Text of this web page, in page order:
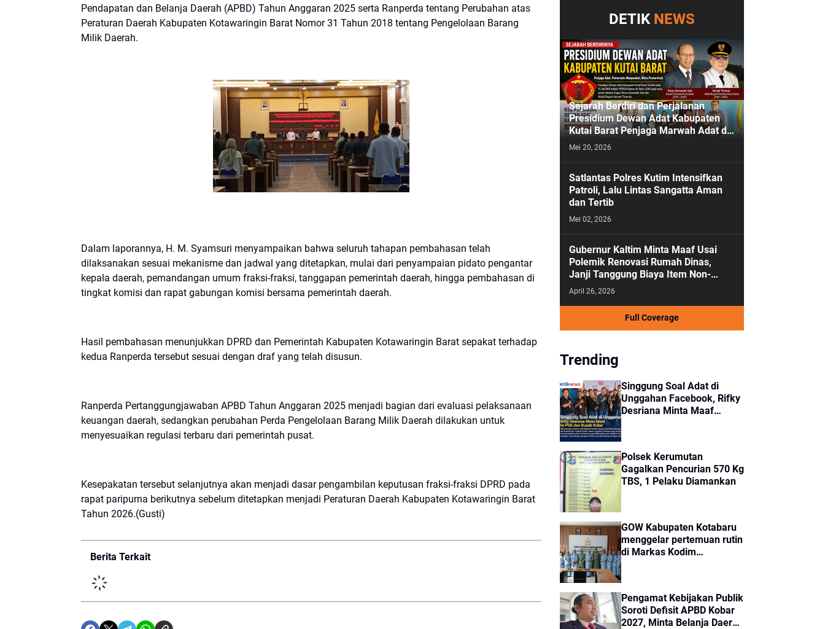
Pendapatan dan Belanja Daerah (APBD) Tahun Anggaran 2025 serta Ranperda tentang Perubahan atas
Peraturan Daerah Kabupaten Kotawaringin Barat Nomor 31 Tahun 2018 tentang Pengelolaan Barang
Milik Daerah.
Dalam laporannya, H. M. Syamsuri menyampaikan bahwa seluruh tahapan pembahasan telah
dilaksanakan sesuai mekanisme dan jadwal yang ditetapkan, mulai dari penyampaian pidato pengantar
kepala daerah, pemandangan umum fraksi-fraksi, tanggapan pemerintah daerah, hingga pembahasan di
tingkat komisi dan rapat gabungan komisi bersama pemerintah daerah.
Hasil pembahasan menunjukkan DPRD dan Pemerintah Kabupaten Kotawaringin Barat sepakat terhadap
kedua Ranperda tersebut sesuai dengan draf yang telah disusun.
Ranperda Pertanggungjawaban APBD Tahun Anggaran 2025 menjadi bagian dari evaluasi pelaksanaan
keuangan daerah, sedangkan perubahan Perda Pengelolaan Barang Milik Daerah dilakukan untuk
menyesuaikan regulasi terbaru dari pemerintah pusat.
Kesepakatan tersebut selanjutnya akan menjadi dasar pengambilan keputusan fraksi-fraksi DPRD pada
rapat paripurna berikutnya sebelum ditetapkan menjadi Peraturan Daerah Kabupaten Kotawaringin Barat
Tahun 2026.(Gusti)
Berita Terkait
DETIK NEWS
Sejarah Berdiri dan Perjalanan
Presidium Dewan Adat Kabupaten
Kutai Barat Penjaga Marwah Adat di
Bumi Sendawar
Mei 20, 2026
Satlantas Polres Kutim Intensifkan
Patroli, Lalu Lintas Sangatta Aman
dan Tertib
Mei 02, 2026
Gubernur Kaltim Minta Maaf Usai
Polemik Renovasi Rumah Dinas,
Janji Tanggung Biaya Item Non-
Kedinasan
April 26, 2026
Full Coverage
Trending
Singgung Soal Adat di
Unggahan Facebook, Rifky
Desriana Minta Maaf
Polsek Kerumutan
Gagalkan Pencurian 570 Kg
TBS, 1 Pelaku Diamankan
GOW Kabupaten Kotabaru
menggelar pertemuan rutin
di Markas Kodim
Pengamat Kebijakan Publik
Soroti Defisit APBD Kobar
2027, Minta Belanja Daerah